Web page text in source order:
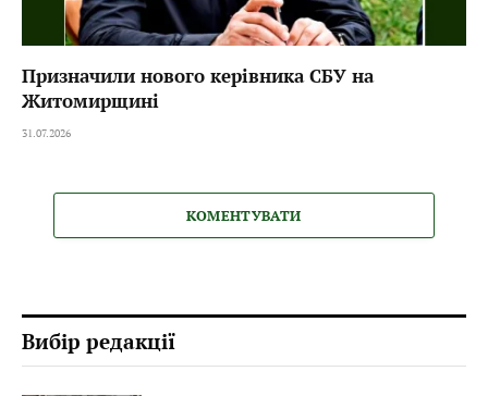
Призначили нового керівника СБУ на
Житомирщині
31.07.2026
КОМЕНТУВАТИ
Вибір редакції